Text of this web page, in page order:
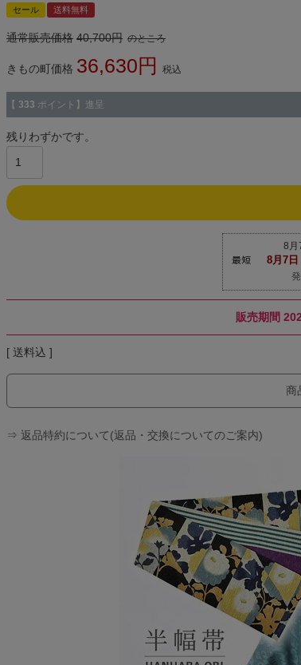
セール 送料無料
通常販売価格 40,700 のところ
きもの町価格 36,630 税込
【 333 ポイント】進呈
残りわずかです。
販売期間
送料込
商
⇒ 返品特約について(返品・交換についてのご案内)